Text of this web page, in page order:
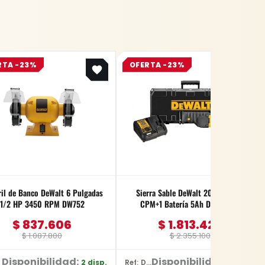
-23%
de Banco DeWalt 6 Pulgadas
1/2 HP 3450 RPM DW752
$1.087.800
Original
price
$ 1.087.800.
$ 837.606
Current
price
$ 837.606.
Disponibilidad: 2 disp.
OFERTA -23%
Sierra Sable DeWalt 20V 0-3000
CPM+1 Batería 5Ah DCS380P1
$2.355.100
Original
price
was:
$ 2.355.100.
$ 1.813.427
Current
price
is:
$ 1.813.427.
Ref: DCS380P1Disponibilidad: